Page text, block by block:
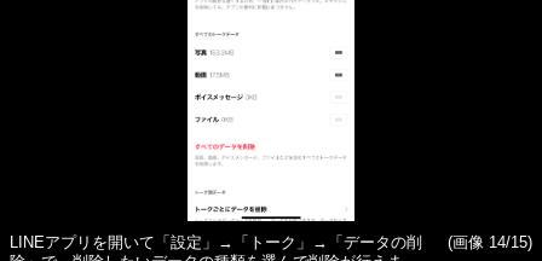
LINEアプリを開いて「設定」→「トーク」→「データの削
(画像 14/15)